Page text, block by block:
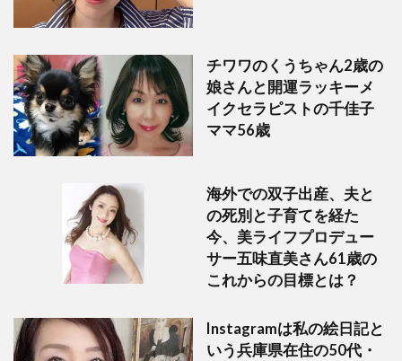
チワワのくうちゃん2歳の
娘さんと開運ラッキーメ
イクセラピストの千佳子
ママ56歳
海外での双子出産、夫と
の死別と子育てを経た
今、美ライフプロデュー
サー五味直美さん61歳の
これからの目標とは？
Instagramは私の絵日記と
いう兵庫県在住の50代・